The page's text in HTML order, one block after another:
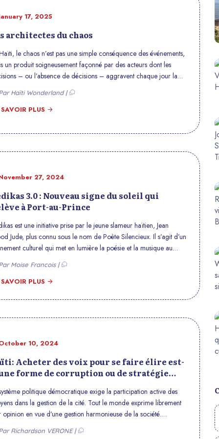
17, 2025
architectes du chaos
le chaos n’est pas une simple conséquence des événements,
un produit soigneusement façonné par des acteurs dont les
– ou l’absence de décisions – aggravent chaque jour la
À la tête de cette orchestration d’échecs se trouve le Conseil
de transition (CPT), dirigé par l’architecte Leslie Voltaire
octobre 2024. Présenté comme une solution temporaire pour
de répondre aux défis urgents du pays.
Haïti Wonderland |
PLUS
27, 2024
3.0 : Nouveau signe du soleil qui
à Port-au-Prince
est une initiative prise par le jeune slameur haïtien, Jean
Jude, plus connu sous le nom de Poète Silencieux. Il s’agit d’un
culturel qui met en lumière la poésie et la musique au
de Port-au-Prince. L’événement vise à offrir un espace
aux jeunes artistes, notamment ceux évoluant dans le
haïtien. Dedikas a déjà eu lieu à deux reprises, et une
nouvelle édition s’inscrit dans la continuité des deux premières,
Moise Francois |
PLUS
10, 2024
Acheter des voix pour se faire élire est-
forme de corruption ou de stratégie
politique démocratique exige la participation active des
dans la gestion de la cité. Tout le monde exprime librement
opinion en vue d’une gestion harmonieuse de la société.
les choix se font à partir d’organisation d’élections
et honnêtes. Cependant, certaines fois, des candidats utilisent
Richardson VERONE |